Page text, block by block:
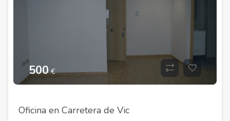
500€
Oficina en Carretera de Vic